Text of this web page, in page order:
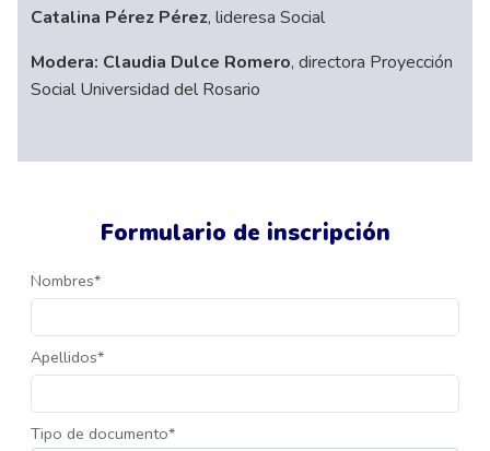
Formulario de inscripción
Nombres*
Apellidos*
Tipo de documento*
Catalina Pérez Pérez, lideresa Social
Modera: Claudia Dulce Romero, directora Proyección
Social Universidad del Rosario